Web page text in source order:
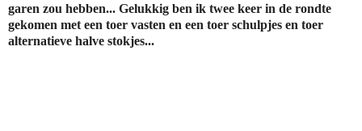
garen zou hebben... Gelukkig ben ik twee keer in de rondte
gekomen met een toer vasten en een toer schulpjes en toer
alternatieve halve stokjes...